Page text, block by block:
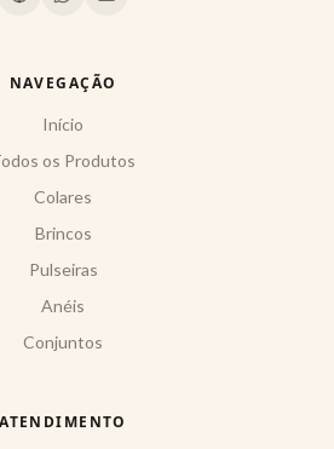
NAVEGAÇÃO
Início
os Produtos
Colares
Brincos
Pulseiras
Anéis
Conjuntos
ATENDIMENTO